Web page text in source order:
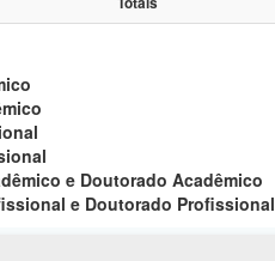
e Doutorado Acadêmico
e Doutorado Profissional